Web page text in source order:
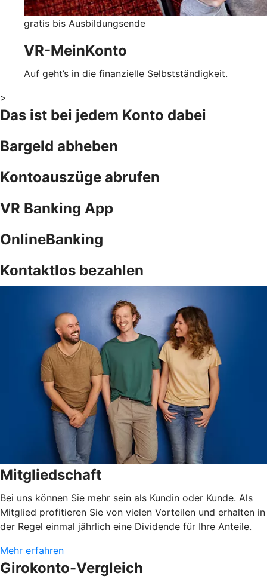
gratis bis Ausbildungsende
VR-MeinKonto
Auf geht’s in die finanzielle Selbstständigkeit.
>
Das ist bei jedem Konto dabei
Bargeld abheben
Kontoauszüge abrufen
VR Banking App
OnlineBanking
Kontaktlos bezahlen
Mitgliedschaft
Bei uns können Sie mehr sein als Kundin oder Kunde. Als
Mitglied profitieren Sie von vielen Vorteilen und erhalten in
der Regel einmal jährlich eine Dividende für Ihre Anteile.
Mehr erfahren
Girokonto-Vergleich